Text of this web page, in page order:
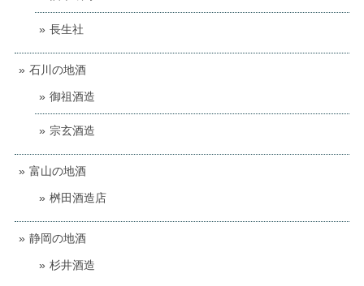
長生社
石川の地酒
御祖酒造
宗玄酒造
富山の地酒
桝田酒造店
静岡の地酒
杉井酒造